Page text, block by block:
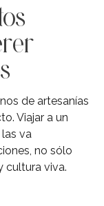
de artesanías
Viajar a un
va
no sólo
cultura viva.